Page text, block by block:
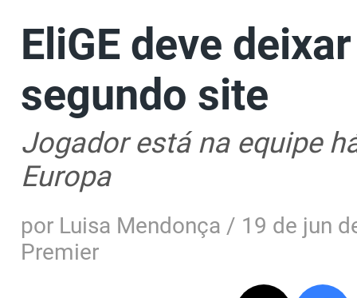
EliGE deve
segundo site
Jogador está na equipe
Europa
por Luisa Mendonça / 19 de jun
Premier